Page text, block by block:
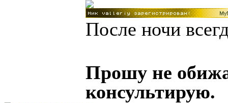
После ночи
Прошу не
консультирую.